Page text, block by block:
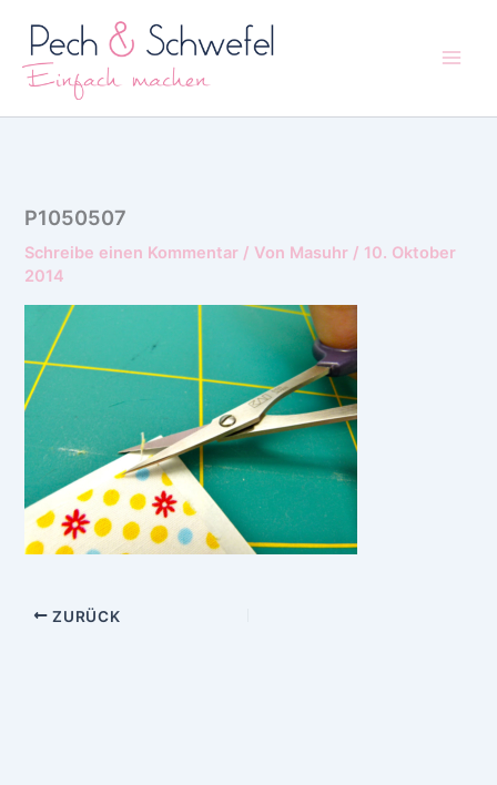
Inhalt
springen
P1050507
Schreibe einen Kommentar / Von Masuhr / 10. Oktober
2014
ZURÜCK